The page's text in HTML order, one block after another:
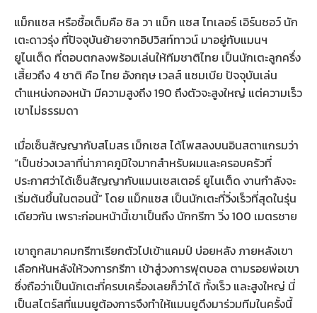
แม็กแซส หรือชื้อเต็มคือ ซิล วา แม็ก แซส ไทเลอร์ เอิร์นชอว์ นัก
เตะดาวรุ่ง ที่ปัจจุบันย้ายจากอิปวิสท์ทาวน์ มาอยู่กับแมนฯ
ยูไนเต็ด ที่ตอบตกลงพร้อมเล่นให้ทีมชาติไทย เป็นนักเตะลูกครึ่ง
เสี้ยวถึง 4 ชาติ คือ ไทย อังกฤษ เวลส์ แซมเบีย ปัจจุบันเล่น
ตำแหน่งกองหน้า มีความสูงถึง 190 ถึงตัวจะสูงใหญ่ แต่ความเร็ว
เขาไม่ธรรมดา
เมื่อเซ็นสัญญากับสโมสร เม็กเซส ได้โพสลงบนอินสตาแกรมว่า
“เป็นช่วงเวลาที่น่าภาคภูมิใจมากสำหรับผมและครอบครัวที่
ประกาศว่าได้เซ็นสัญญากับแมนเชสเตอร์ ยูไนเต็ด งานกำลังจะ
เริ่มต้นขึ้นในตอนนี้” โดย แม็กแซส เป็นนักเตะที่วิ่งเร็วที่สุดในรุ่น
เดียวกัน เพราะก่อนหน้านี้เขาเป็นถึง นักกรีฑา วิ่ง 100 เมตรชาย
เขาถูกสมาคมกรีฑาเรียกตัวไปเข้าแคมป์ บ่อยหลัง ภายหลังเขา
เลือกหันหลังให้วงการกรีฑา เข้าสู่วงการฟุตบอล ตามรอยพ่อเขา
ซึ่งถือว่าเป็นนักเตะที่ครบเครื่องเลยก็ว่าได้ ทั้งเร็ว และสูงใหญ่ นี่
เป็นสไตร์สที่แมนยูต้องการจึงทำให้แมนยูดึงมาร่วมทีมในครั้งนี้